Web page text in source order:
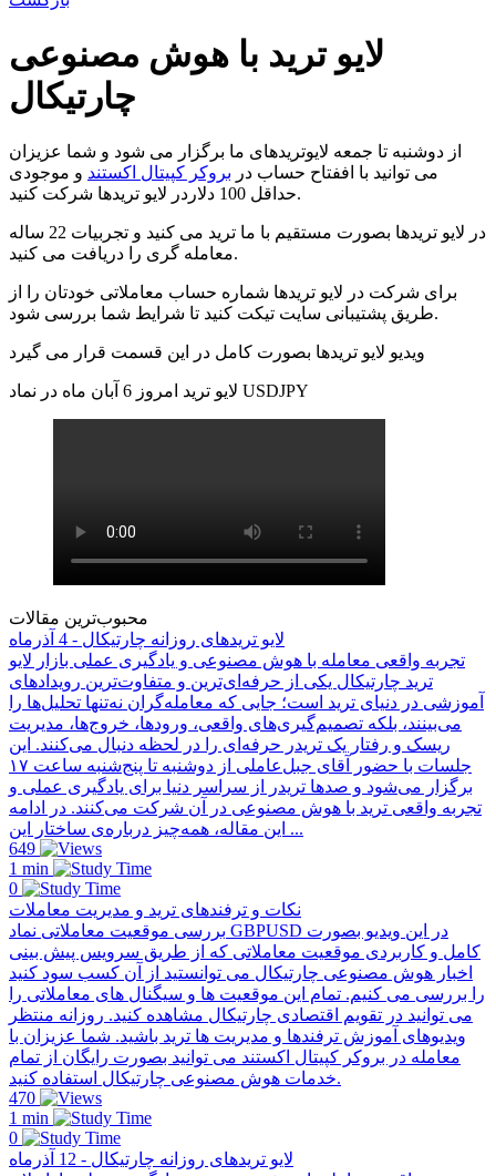
لایو ترید با هوش مصنوعی
چارتیکال
از دوشنبه تا جمعه لایوتریدهای ما برگزار می شود و شما عزیزان
می توانید با اففتاح حساب در بروکر کپیتال اکستند و موجودی
حداقل 100 دلاردر لایو تریدها شرکت کنید.
در لایو تریدها بصورت مستقیم با ما ترید می کنید و تجربیات 22 ساله
معامله گری را دریافت می کنید.
برای شرکت در لایو تریدها شماره حساب معاملاتی خودتان را از
طریق پشتیبانی سایت تیکت کنید تا شرایط شما بررسی شود.
ویدیو لایو تریدها بصورت کامل در این قسمت قرار می گیرد
لایو ترید امروز 6 آبان ماه در نماد USDJPY
محبوب‌ترین مقالات
لایو تریدهای روزانه چارتیکال - 4 آذرماه
تجربه واقعی معامله با هوش مصنوعی و یادگیری عملی بازار لایو
ترید چارتیکال یکی از حرفه‌ای‌ترین و متفاوت‌ترین رویدادهای
آموزشی در دنیای ترید است؛ جایی که معامله‌گران نه‌تنها تحلیل‌ها را
می‌بینند، بلکه تصمیم‌گیری‌های واقعی، ورودها، خروج‌ها، مدیریت
ریسک و رفتار یک تریدر حرفه‌ای را در لحظه دنبال می‌کنند. این
جلسات با حضور آقای جبل‌عاملی از دو‌شنبه تا پنج‌شنبه ساعت ۱۷
برگزار می‌شود و صدها تریدر از سراسر دنیا برای یادگیری عملی و
تجربه واقعی ترید با هوش مصنوعی در آن شرکت می‌کنند. در ادامه
این مقاله، همه‌چیز درباره‌ی ساختار این ...
649
1 min
0
نکات و ترفندهای ترید و مدیریت معاملات
بررسی موقعیت معاملاتی نماد GBPUSD در این ویدیو بصورت
کامل و کاربردی موقعیت معاملاتی که از طریق سرویس پیش بینی
اخبار هوش مصنوعی چارتیکال می توانستید از آن کسب سود کنید
را بررسی می کنیم. تمام این موقعیت ها و سیگنال های معاملاتی را
می توانید در تقویم اقتصادی چارتیکال مشاهده کنید. روزانه منتظر
ویدیوهای آموزش ترفندها و مدیریت ها ترید باشید. شما عزیزان با
معامله در بروکر کپیتال اکستند می توانید بصورت رایگان از تمام
خدمات هوش مصنوعی چارتیکال استفاده کنید.
470
1 min
0
لایو تریدهای روزانه چارتیکال - 12 آذرماه